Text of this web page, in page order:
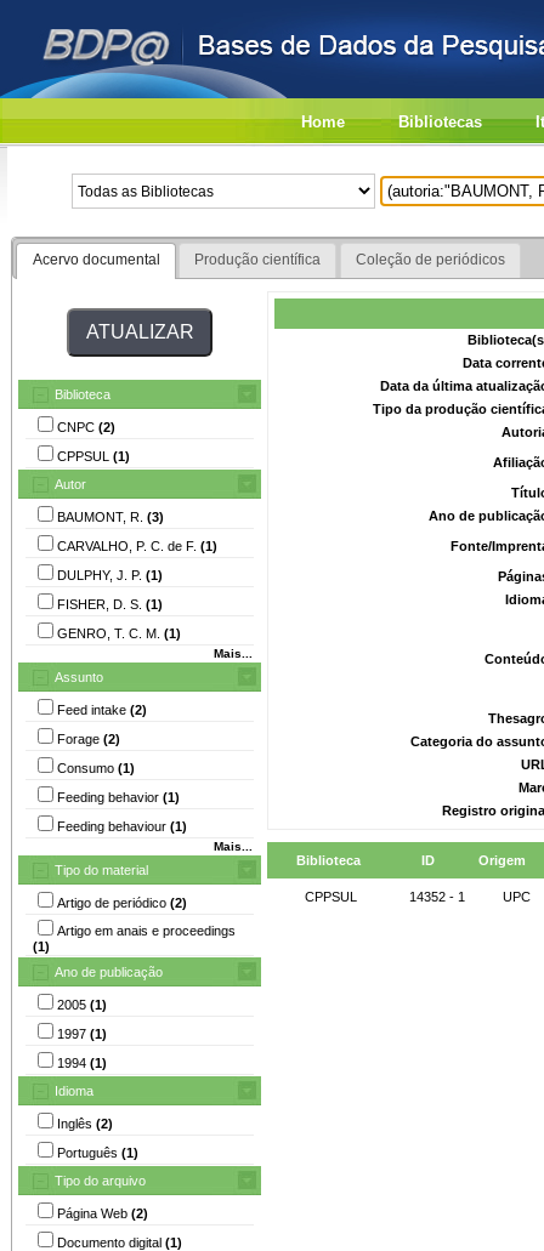
Home Bibliotecas
Acervo documental Produção científica Coleção de periódicos
Biblioteca
CNPC (2)
CPPSUL (1)
Autor
BAUMONT, R. (3)
CARVALHO, P. C. de F. (1)
DULPHY, J. P. (1)
FISHER, D. S. (1)
GENRO, T. C. M. (1)
Mais...
Assunto
Feed intake (2)
Forage (2)
Consumo (1)
Feeding behavior (1)
Feeding behaviour (1)
Mais...
Tipo do material
Artigo de periódico (2)
Artigo em anais e proceedings
(1)
Ano de publicação
2005 (1)
1997 (1)
1994 (1)
Idioma
Inglês (2)
Português (1)
Tipo do arquivo
Página Web (2)
Documento digital (1)
Data
Data da última
Tipo da produção
Ano de
Fonte/
Categoria do
Registro
Biblioteca ID Origem
CPPSUL 14352 - 1 UPC